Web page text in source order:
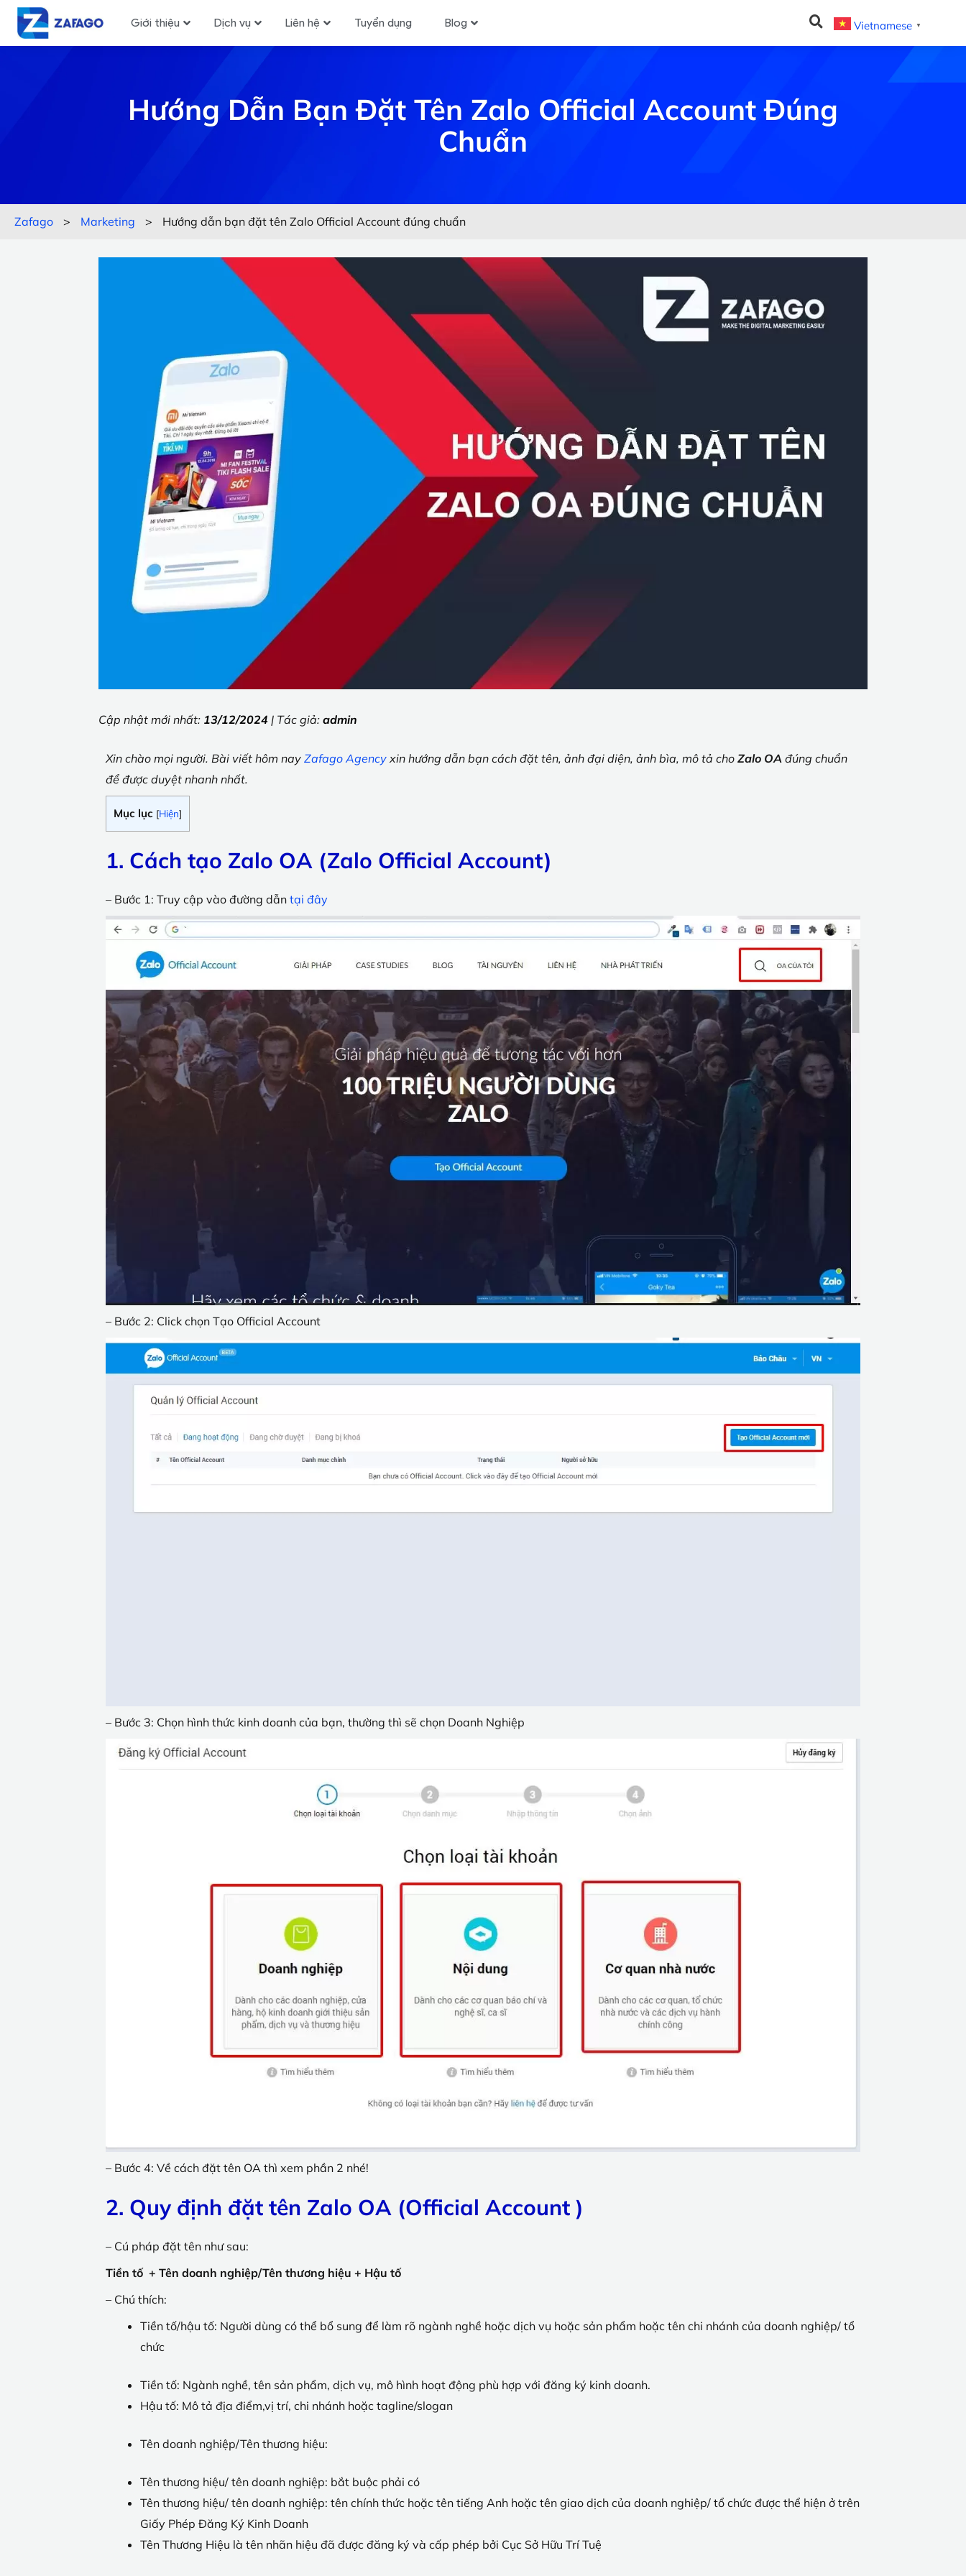
Giới thiệu Dịch vụ Liên hệ Tuyển dụng Blog Vietnamese ▼
Hướng Dẫn Bạn Đặt Tên Zalo Official Account Đúng
Chuẩn
Zafago > Marketing > Hướng dẫn bạn đặt tên Zalo Official Account đúng chuẩn
Cập nhật mới nhất: 13/12/2024 | Tác giả: admin
Xin chào mọi người. Bài viết hôm nay Zafago Agencyxin hướng dẫn bạn cách đặt tên, ảnh đại diện, ảnh bìa, mô tả cho Zalo OA đúng chuẩn
để được duyệt nhanh nhất.
Mục lục [Hiện]
1. Cách tạo Zalo OA (Zalo Official Account)
– Bước 1: Truy cập vào đường dẫn tại đây
– Bước 2: Click chọn Tạo Official Account
– Bước 3: Chọn hình thức kinh doanh của bạn, thường thì sẽ chọn Doanh Nghiệp
– Bước 4: Về cách đặt tên OA thì xem phần 2 nhé!
2. Quy định đặt tên Zalo OA (Official Account )
– Cú pháp đặt tên như sau:
Tiền tố + Tên doanh nghiệp/Tên thương hiệu + Hậu tố
– Chú thích:
Tiền tố/hậu tố: Người dùng có thể bổ sung để làm rõ ngành nghề hoặc dịch vụ hoặc sản phẩm hoặc tên chi nhánh của doanh nghiệp/ tổ
chức
Tiền tố: Ngành nghề, tên sản phẩm, dịch vụ, mô hình hoạt động phù hợp với đăng ký kinh doanh.
Hậu tố: Mô tả địa điểm,vị trí, chi nhánh hoặc tagline/slogan
Tên doanh nghiệp/Tên thương hiệu:
Tên thương hiệu/ tên doanh nghiệp: bắt buộc phải có
Tên thương hiệu/ tên doanh nghiệp: tên chính thức hoặc tên tiếng Anh hoặc tên giao dịch của doanh nghiệp/ tổ chức được thể hiện ở trên
Giấy Phép Đăng Ký Kinh Doanh
Tên Thương Hiệu là tên nhãn hiệu đã được đăng ký và cấp phép bởi Cục Sở Hữu Trí Tuệ